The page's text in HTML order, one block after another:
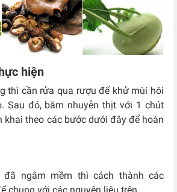
hiện
thì cần rửa qua rượu để khử mùi hôi
Sau đó, băm nhuyễn thịt với 1 chút
khai theo các bước dưới đây để hoàn
đã ngâm mềm thì cách thành các